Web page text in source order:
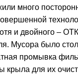
много
и двойного –
Мусора было
промывка
крыла для их